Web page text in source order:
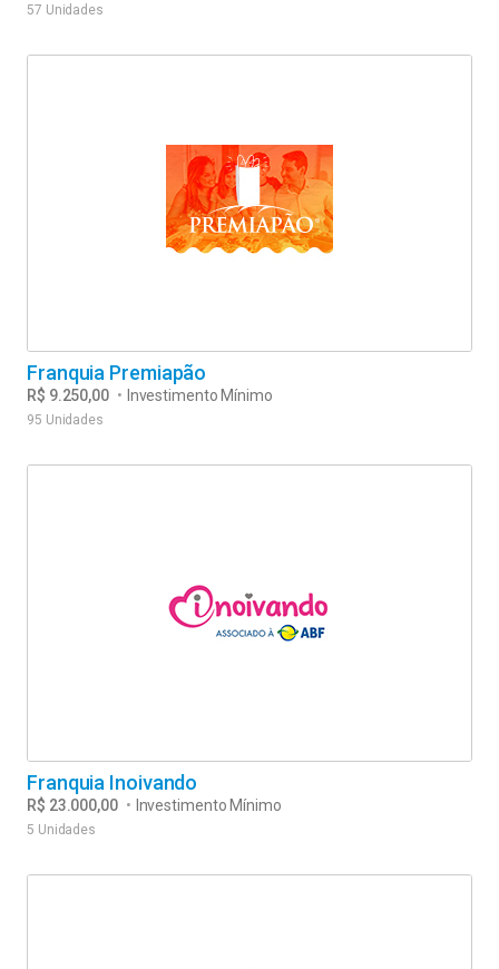
57 Unidades
R$ 9.250,00 • Investimento Mínimo
Franquia Premiapão
95 Unidades
R$ 23.000,00 • Investimento Mínimo
Franquia Inoivando
5 Unidades